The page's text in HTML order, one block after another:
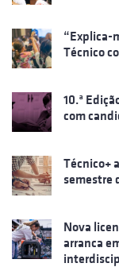
“Explica-
Técnico
10.ª
com
Técnico+
semestre
Nova
arranca